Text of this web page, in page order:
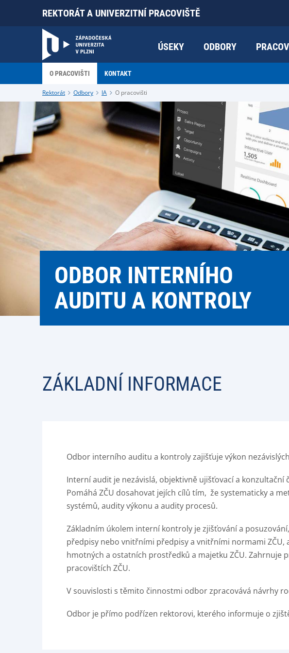
REKTORÁT A UNIVERZITNÍ PRACOVIŠTĚ
ÚSEKY ODBORY
O PRACOVIŠTI KONTAKT
Rektorát Odbory IA O pracovišti
ODBOR INTERNÍHO
AUDITU A KONTROLY
ZÁKLADNÍ INFORMACE
Odbor interního auditu a kontroly zajišťuje výkon
Interní audit je nezávislá, objektivně ujišťovací a
Pomáhá ZČU dosahovat jejích cílů tím, že systematicky a
systémů, audity výkonu a audity procesů.
Základním úkolem interní kontroly je zjišťování a
předpisy nebo vnitřními předpisy a vnitřními normami
hmotných a ostatních prostředků a majetku ZČU.
pracovištích ZČU.
V souvislosti s těmito činnostmi odbor zpracovává návrhy
Odbor je přímo podřízen rektorovi, kterého informuje o